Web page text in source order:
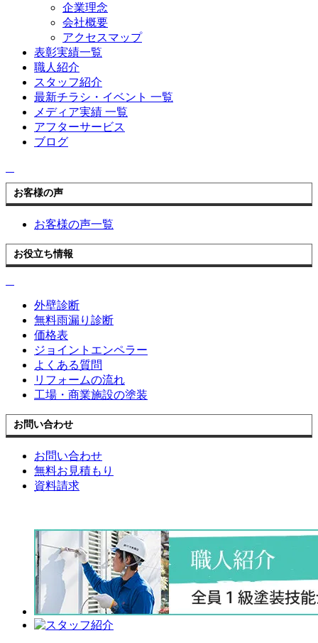
企業理念
会社概要
アクセスマップ
表彰実績一覧
職人紹介
スタッフ紹介
最新チラシ・イベント 一覧
メディア実績 一覧
アフターサービス
ブログ
お客様の声
お客様の声一覧
お役立ち情報
外壁診断
無料雨漏り診断
価格表
ジョイントエンペラー
よくある質問
リフォームの流れ
工場・商業施設の塗装
お問い合わせ
お問い合わせ
無料お見積もり
資料請求